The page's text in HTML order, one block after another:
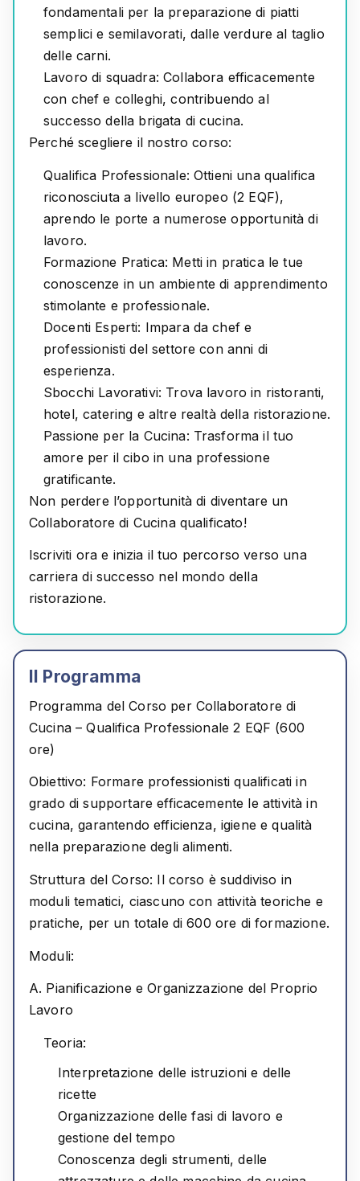
fondamentali per la preparazione di piatti
semplici e semilavorati, dalle verdure al taglio
delle carni.
Lavoro di squadra: Collabora efficacemente
con chef e colleghi, contribuendo al
successo della brigata di cucina.
Perché scegliere il nostro corso:
Qualifica Professionale: Ottieni una qualifica
riconosciuta a livello europeo (2 EQF),
aprendo le porte a numerose opportunità di
lavoro.
Formazione Pratica: Metti in pratica le tue
conoscenze in un ambiente di apprendimento
stimolante e professionale.
Docenti Esperti: Impara da chef e
professionisti del settore con anni di
esperienza.
Sbocchi Lavorativi: Trova lavoro in ristoranti,
hotel, catering e altre realtà della ristorazione.
Passione per la Cucina: Trasforma il tuo
amore per il cibo in una professione
gratificante.
Non perdere l’opportunità di diventare un
Collaboratore di Cucina qualificato!
Iscriviti ora e inizia il tuo percorso verso una
carriera di successo nel mondo della
ristorazione.
Il Programma
Programma del Corso per Collaboratore di
Cucina – Qualifica Professionale 2 EQF (600
ore)
Obiettivo: Formare professionisti qualificati in
grado di supportare efficacemente le attività in
cucina, garantendo efficienza, igiene e qualità
nella preparazione degli alimenti.
Struttura del Corso: Il corso è suddiviso in
moduli tematici, ciascuno con attività teoriche e
pratiche, per un totale di 600 ore di formazione.
Moduli:
A. Pianificazione e Organizzazione del Proprio
Lavoro
Teoria:
Interpretazione delle istruzioni e delle
ricette
Organizzazione delle fasi di lavoro e
gestione del tempo
Conoscenza degli strumenti, delle